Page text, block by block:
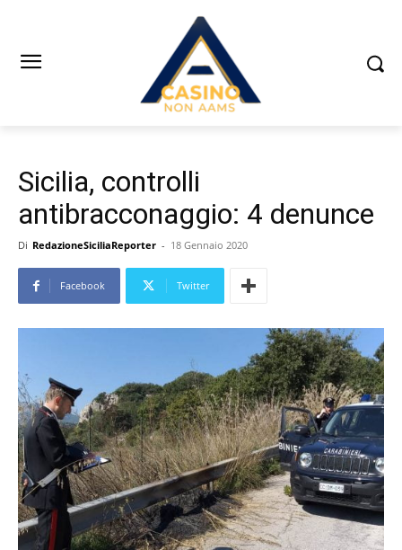
Sicilia, controlli
antibracconaggio: 4 denunce
Di RedazioneSiciliaReporter - 18 Gennaio 2020
Facebook Twitter